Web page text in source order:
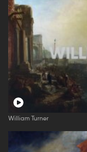
William Turner